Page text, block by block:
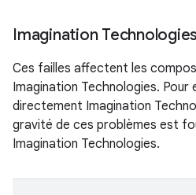
Imagination Technologies
Ces failles affectent les
Imagination Technologies.
directement Imagination
gravité de ces problèmes est
Imagination Technologies.